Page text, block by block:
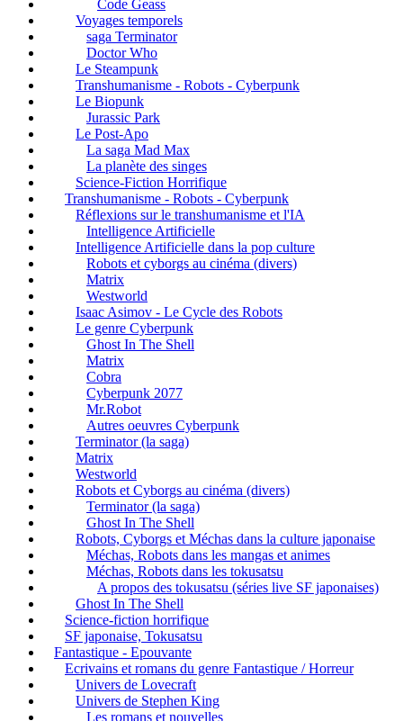
Code Geass
Voyages temporels
saga Terminator
Doctor Who
Le Steampunk
Transhumanisme - Robots - Cyberpunk
Le Biopunk
Jurassic Park
Le Post-Apo
La saga Mad Max
La planète des singes
Science-Fiction Horrifique
Transhumanisme - Robots - Cyberpunk
Réflexions sur le transhumanisme et l'IA
Intelligence Artificielle
Intelligence Artificielle dans la pop culture
Robots et cyborgs au cinéma (divers)
Matrix
Westworld
Isaac Asimov - Le Cycle des Robots
Le genre Cyberpunk
Ghost In The Shell
Matrix
Cobra
Cyberpunk 2077
Mr.Robot
Autres oeuvres Cyberpunk
Terminator (la saga)
Matrix
Westworld
Robots et Cyborgs au cinéma (divers)
Terminator (la saga)
Ghost In The Shell
Robots, Cyborgs et Méchas dans la culture japonaise
Méchas, Robots dans les mangas et animes
Méchas, Robots dans les tokusatsu
A propos des tokusatsu (séries live SF japonaises)
Ghost In The Shell
Science-fiction horrifique
SF japonaise, Tokusatsu
Fantastique - Epouvante
Ecrivains et romans du genre Fantastique / Horreur
Univers de Lovecraft
Univers de Stephen King
Les romans et nouvelles